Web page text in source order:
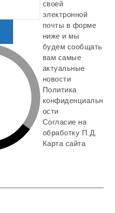
своей
электронной
почты в форме
ниже и мы
будем сообщать
вам самые
актуальные
новости
Политика
конфиденциальн
ости
Согласие на
обработку П.Д.
Карта сайта